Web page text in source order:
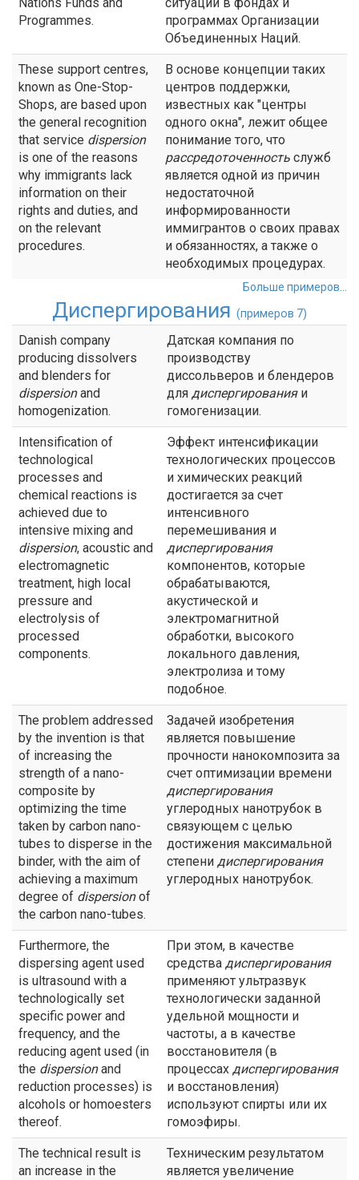
Programmes.
программах Организации
Объединенных Наций.
These support centres,
known as One-Stop-
Shops, are based upon
the general recognition
that service dispersion
is one of the reasons
why immigrants lack
information on their
rights and duties, and
on the relevant
procedures.
В основе концепции таких
центров поддержки,
известных как "центры
одного окна", лежит общее
понимание того, что
рассредоточенность служб
является одной из причин
недостаточной
информированности
иммигрантов о своих правах
и обязанностях, а также о
необходимых процедурах.
Больше примеров...
Диспергирования (примеров 7)
Danish company
producing dissolvers
and blenders for
dispersionand
homogenization.
Датская компания по
производству
диссольверов и блендеров
для диспергированияи
гомогенизации.
Intensification of
technological
processes and
chemical reactions is
achieved due to
intensive mixing and
dispersion, acoustic and
electromagnetic
treatment, high local
pressure and
electrolysis of
processed
components.
Эффект интенсификации
технологических процессов
и химических реакций
достигается за счет
интенсивного
перемешивания и
диспергирования
компонентов, которые
обрабатываются,
акустической и
электромагнитной
обработки, высокого
локального давления,
электролиза и тому
подобное.
The problem addressed
by the invention is that
of increasing the
strength of a nano-
composite by
optimizing the time
taken by carbon nano-
tubes to disperse in the
binder, with the aim of
achieving a maximum
degree of dispersionof
the carbon nano-tubes.
Задачей изобретения
является повышение
прочности нанокомпозита за
счет оптимизации времени
диспергирования
углеродных нанотрубок в
связующем с целью
достижения максимальной
степени диспергирования
углеродных нанотрубок.
Furthermore, the
dispersing agent used
is ultrasound with a
technologically set
specific power and
frequency, and the
reducing agent used (in
the dispersionand
reduction processes) is
alcohols or homoesters
thereof.
При этом, в качестве
средства диспергирования
применяют ультразвук
технологически заданной
удельной мощности и
частоты, а в качестве
восстановителя (в
процессах диспергирования
и восстановления)
используют спирты или их
гомоэфиры.
The technical result is
an increase in the
Техническим результатом
является увеличение